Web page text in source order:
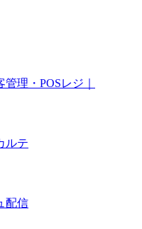
理・POSレジ｜
ルテ
配信